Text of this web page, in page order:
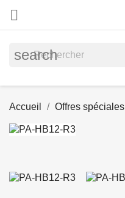

search
Accueil Offres spéciales